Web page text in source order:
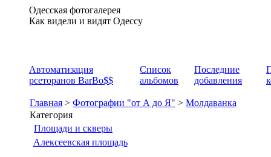
Одесская фотогалерея
Как видели и видят Одессу
Автоматизация
рсеторанов BarBo$$
Список
альбомов
Последние
добавления
Главная > Фотографии "от А до Я" > Молдаванка
Категория
Площади и скверы
Алексеевская площадь